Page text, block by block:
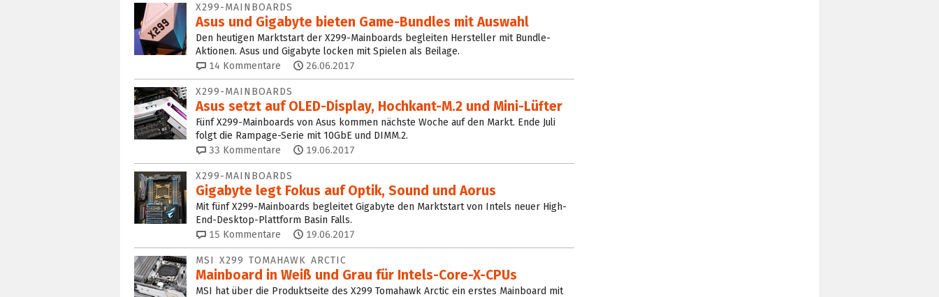
X299-MAINBOARDS
Asus und Gigabyte bieten Game-Bundles mit Auswahl
Den heutigen Marktstart der X299-Mainboards begleiten Hersteller mit Bundle-
Aktionen. Asus und Gigabyte locken mit Spielen als Beilage.
14 Kommentare 26.06.2017
X299-MAINBOARDS
Asus setzt auf OLED-Display, Hochkant-M.2 und Mini-Lüfter
Fünf X299-Mainboards von Asus kommen nächste Woche auf den Markt. Ende Juli
folgt die Rampage-Serie mit 10GbE und DIMM.2.
33 Kommentare 19.06.2017
X299-MAINBOARDS
Gigabyte legt Fokus auf Optik, Sound und Aorus
Mit fünf X299-Mainboards begleitet Gigabyte den Marktstart von Intels neuer High-
End-Desktop-Plattform Basin Falls.
15 Kommentare 19.06.2017
MSI X299 TOMAHAWK ARCTIC
Mainboard in Weiß und Grau für Intels-Core-X-CPUs
MSI hat über die Produktseite des X299 Tomahawk Arctic ein erstes Mainboard mit